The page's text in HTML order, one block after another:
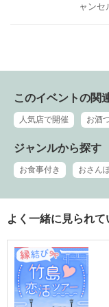
ャンセ
このイベントの関
人気店で開催 お酒
ジャンルから探す
お食事付き おさん
よく一緒に見られて